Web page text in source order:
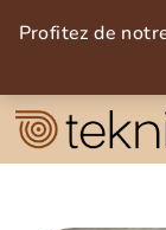
Profitez de